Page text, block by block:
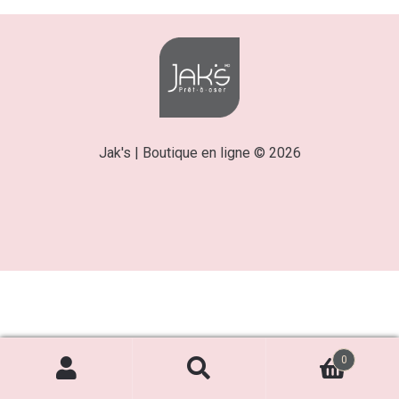
Jak's | Boutique en ligne © 2026
0